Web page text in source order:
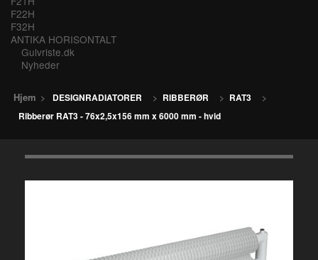
F22H
F32H
ANTIKA HORISONTALT
Gulvriste.dk
Nyheder
Hjem > DESIGNRADIATORER > RIBBERØR > RAT3
>
Ribberør RAT3 - 76x2,5x156 mm x 6000 mm - hvid